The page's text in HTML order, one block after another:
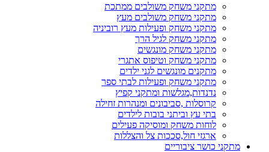
מתקני משחק משולבים ממתכת
מתקני משחק משולבים מעץ
מתקני משחק ופעילות מעץ רוביניה
מתקני משחק לגיל הרך
מתקני משחק מונגשים
מתקני משחק וטיפוס אתגרי
מתקנים מונגשים לגני ילדים
מתקני משחק ופעילות לבתי ספר
נדנדות,מגלשות ומתקני קפיץ
קרוסלות ,סביבונים ומנהרות זחילה
בתי עץ וביתני בובות לילדים
לוחות משחק ומוסיקה פעילים
ארגזי חול,סככות צל והצללות
מתקני כושר ציבוריים